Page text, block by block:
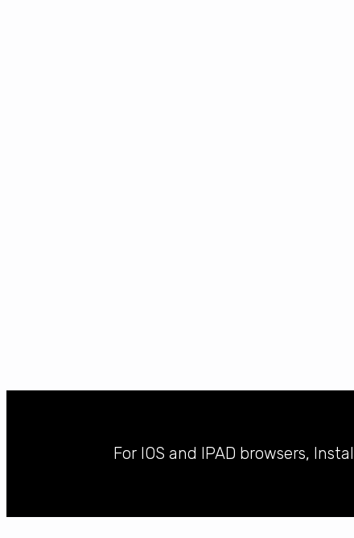
For IOS and IPAD browsers,